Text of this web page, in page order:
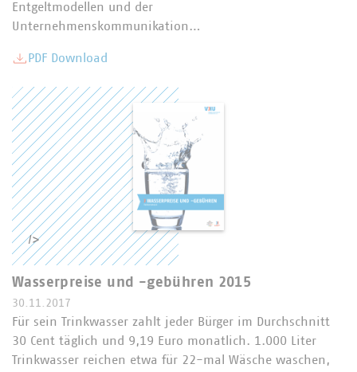
Entgeltmodellen und der
Unternehmenskommunikation…
PDF Download
/>
Wasserpreise und -gebühren 2015
30.11.2017
Für sein Trinkwasser zahlt jeder Bürger im Durchschnitt
30 Cent täglich und 9,19 Euro monatlich. 1.000 Liter
Trinkwasser reichen etwa für 22-mal Wäsche waschen,